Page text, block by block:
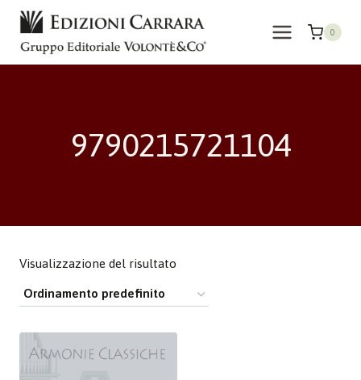
Salta
contenuto
0
9790215721104
Visualizzazione del risultato